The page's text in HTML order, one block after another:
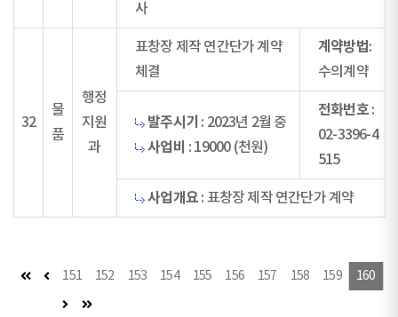
사
32
물
품
행정
지원
과
표창장 제작 연간단가 계약
체결
계약방법 :
수의계약
발주시기 : 2023년 2월 중
사업비 : 19000 (천원)
전화번호:
02-3396-4
515
사업개요 : 표창장 제작 연간단가 계약
첫 페이지
이전 페이지
151 152 153 154 155 156 157 158 159
160
다음 페이지마지막 페이지